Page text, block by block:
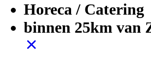
Horeca / Catering
binnen 25km van